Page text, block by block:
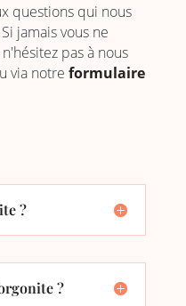
questions qui nous
jamais vous ne
pas à nous
via notre formulaire
?
?